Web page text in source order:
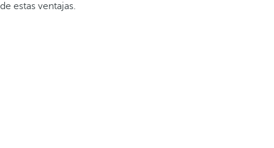
de estas ventajas.